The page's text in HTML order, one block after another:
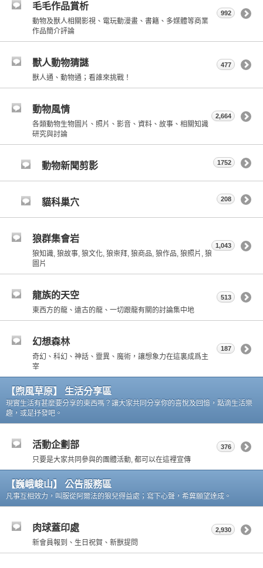
毛毛作品賞析
動物及獸人相關影視、電玩動漫畫、書籍、多媒體等商業
作品簡介評論
992
獸人動物猜謎
獸人通、動物通；看誰來挑戰！
477
動物風情
各類動物生物圖片、照片、影音、資料、故事、相關知識
研究與討論
2,664
動物新聞剪影 1752
貓科巢穴 208
狼群集會岩
狼知識, 狼故事, 狼文化, 狼崇拜, 狼商品, 狼作品, 狼照片, 狼
圖片
1,043
龍族的天空
東西方的龍、遠古的龍、一切跟龍有關的討論集中地
513
幻想森林
奇幻、科幻、神話、靈異、魔術，讓想象力在這裏成爲主
宰
187
【煦風草原】 生活分享區
現實生活有甚麼要分享的東西嗎？讓大家共同分享你的喜悅及回憶，點滴生活樂
趣，或是抒發吧。
活動企劃部
只要是大家共同參與的團體活動, 都可以在這裡宣傳
376
【巍峨峻山】 公告服務區
凡事互相效力，叫服從阿爾法的狼兒得益處；寫下心聲，希冀願望達成。
肉球蓋印處
新會員報到、生日祝賀、新獸提問
2,930